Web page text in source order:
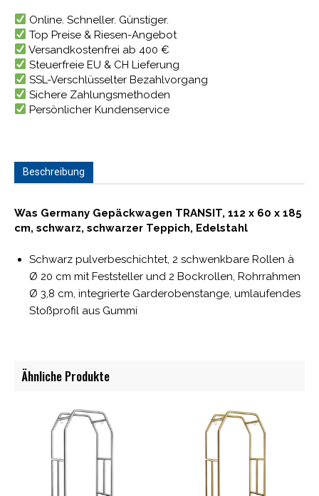
Online. Schneller. Günstiger.
Top Preise & Riesen-Angebot
Versandkostenfrei ab 400 €
Steuerfreie EU & CH Lieferung
SSL-Verschlüsselter Bezahlvorgang
Sichere Zahlungsmethoden
Persönlicher Kundenservice
Beschreibung
Was Germany Gepäckwagen TRANSIT, 112 x 60 x 185
cm, schwarz, schwarzer Teppich, Edelstahl
Schwarz pulverbeschichtet, 2 schwenkbare Rollen à
Ø 20 cm mit Feststeller und 2 Bockrollen, Rohrrahmen
Ø 3,8 cm, integrierte Garderobenstange, umlaufendes
Stoßprofil aus Gummi
Ähnliche Produkte